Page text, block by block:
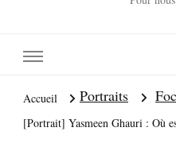
Accueil Portraits
[Portrait] Yasmeen Ghauri : Où